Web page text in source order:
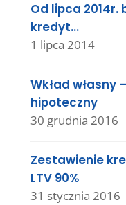
Od lipca 2014r.
kredyt…
1 lipca 2014
Wkład własny
hipoteczny
30 grudnia 2016
Zestawienie
LTV 90%
31 stycznia 2016